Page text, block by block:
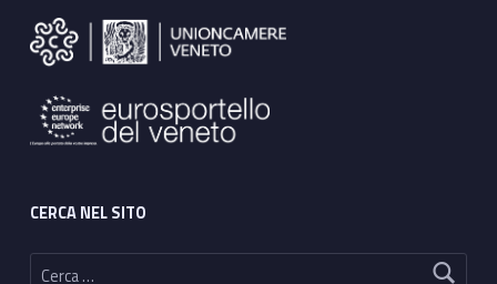
CERCA NEL SITO
Ricerca per: